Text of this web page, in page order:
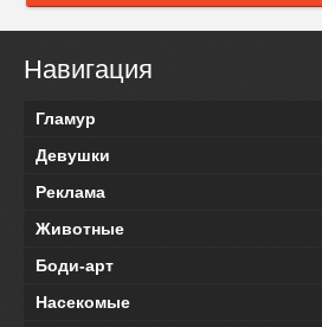
Навигация
Гламур
Девушки
Реклама
Животные
Боди-арт
Насекомые